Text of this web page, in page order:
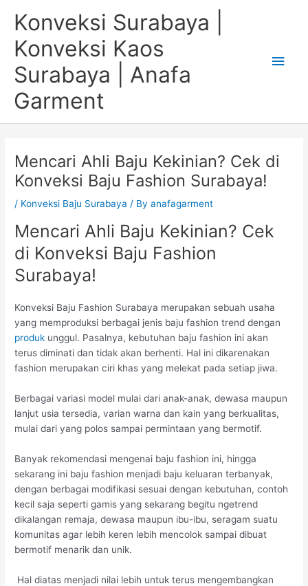
Konveksi Surabaya |
Konveksi Kaos
Surabaya | Anafa
Garment
Mencari Ahli Baju Kekinian? Cek di
Konveksi Baju Fashion Surabaya!
/ Konveksi Baju Surabaya / Byanafagarment
Mencari Ahli Baju Kekinian? Cek
di Konveksi Baju Fashion
Surabaya!
Konveksi Baju Fashion Surabaya merupakan sebuah usaha
yang memproduksi berbagai jenis baju fashion trend dengan
produk unggul. Pasalnya, kebutuhan baju fashion ini akan
terus diminati dan tidak akan berhenti. Hal ini dikarenakan
fashion merupakan ciri khas yang melekat pada setiap jiwa.
Berbagai variasi model mulai dari anak-anak, dewasa maupun
lanjut usia tersedia, varian warna dan kain yang berkualitas,
mulai dari yang polos sampai permintaan yang bermotif.
Banyak rekomendasi mengenai baju fashion ini, hingga
sekarang ini baju fashion menjadi baju keluaran terbanyak,
dengan berbagai modifikasi sesuai dengan kebutuhan, contoh
kecil saja seperti gamis yang sekarang begitu ngetrend
dikalangan remaja, dewasa maupun ibu-ibu, seragam suatu
komunitas agar lebih keren lebih mencolok sampai dibuat
bermotif menarik dan unik.
Hal diatas menjadi nilai lebih untuk terus mengembangkan